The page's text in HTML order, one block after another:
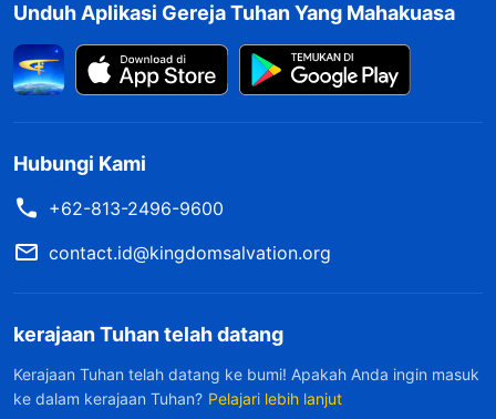
Unduh Aplikasi Gereja Tuhan Yang Mahakuasa
Hubungi Kami
+62-813-2496-9600
contact.id@kingdomsalvation.org
kerajaan Tuhan telah datang
Kerajaan Tuhan telah datang ke bumi! Apakah Anda ingin masuk
ke dalam kerajaan Tuhan? Pelajari lebih lanjut